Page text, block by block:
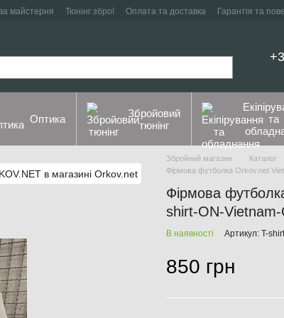
майстерня Тюнінг зброї Оплата та доставка
Гарантія та
Оптика
Збройовий
тюнінг
та
Збройний магазин Каталог
Фірмова футболка Orkov.net
Фірмова
shirt-ON-
В наявності Артикул: T-
850 грн